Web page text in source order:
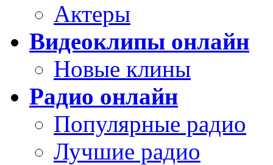
Актеры
Видеоклипы онлайн
Новые клины
Радио онлайн
Популярные радио
Лучшие радио